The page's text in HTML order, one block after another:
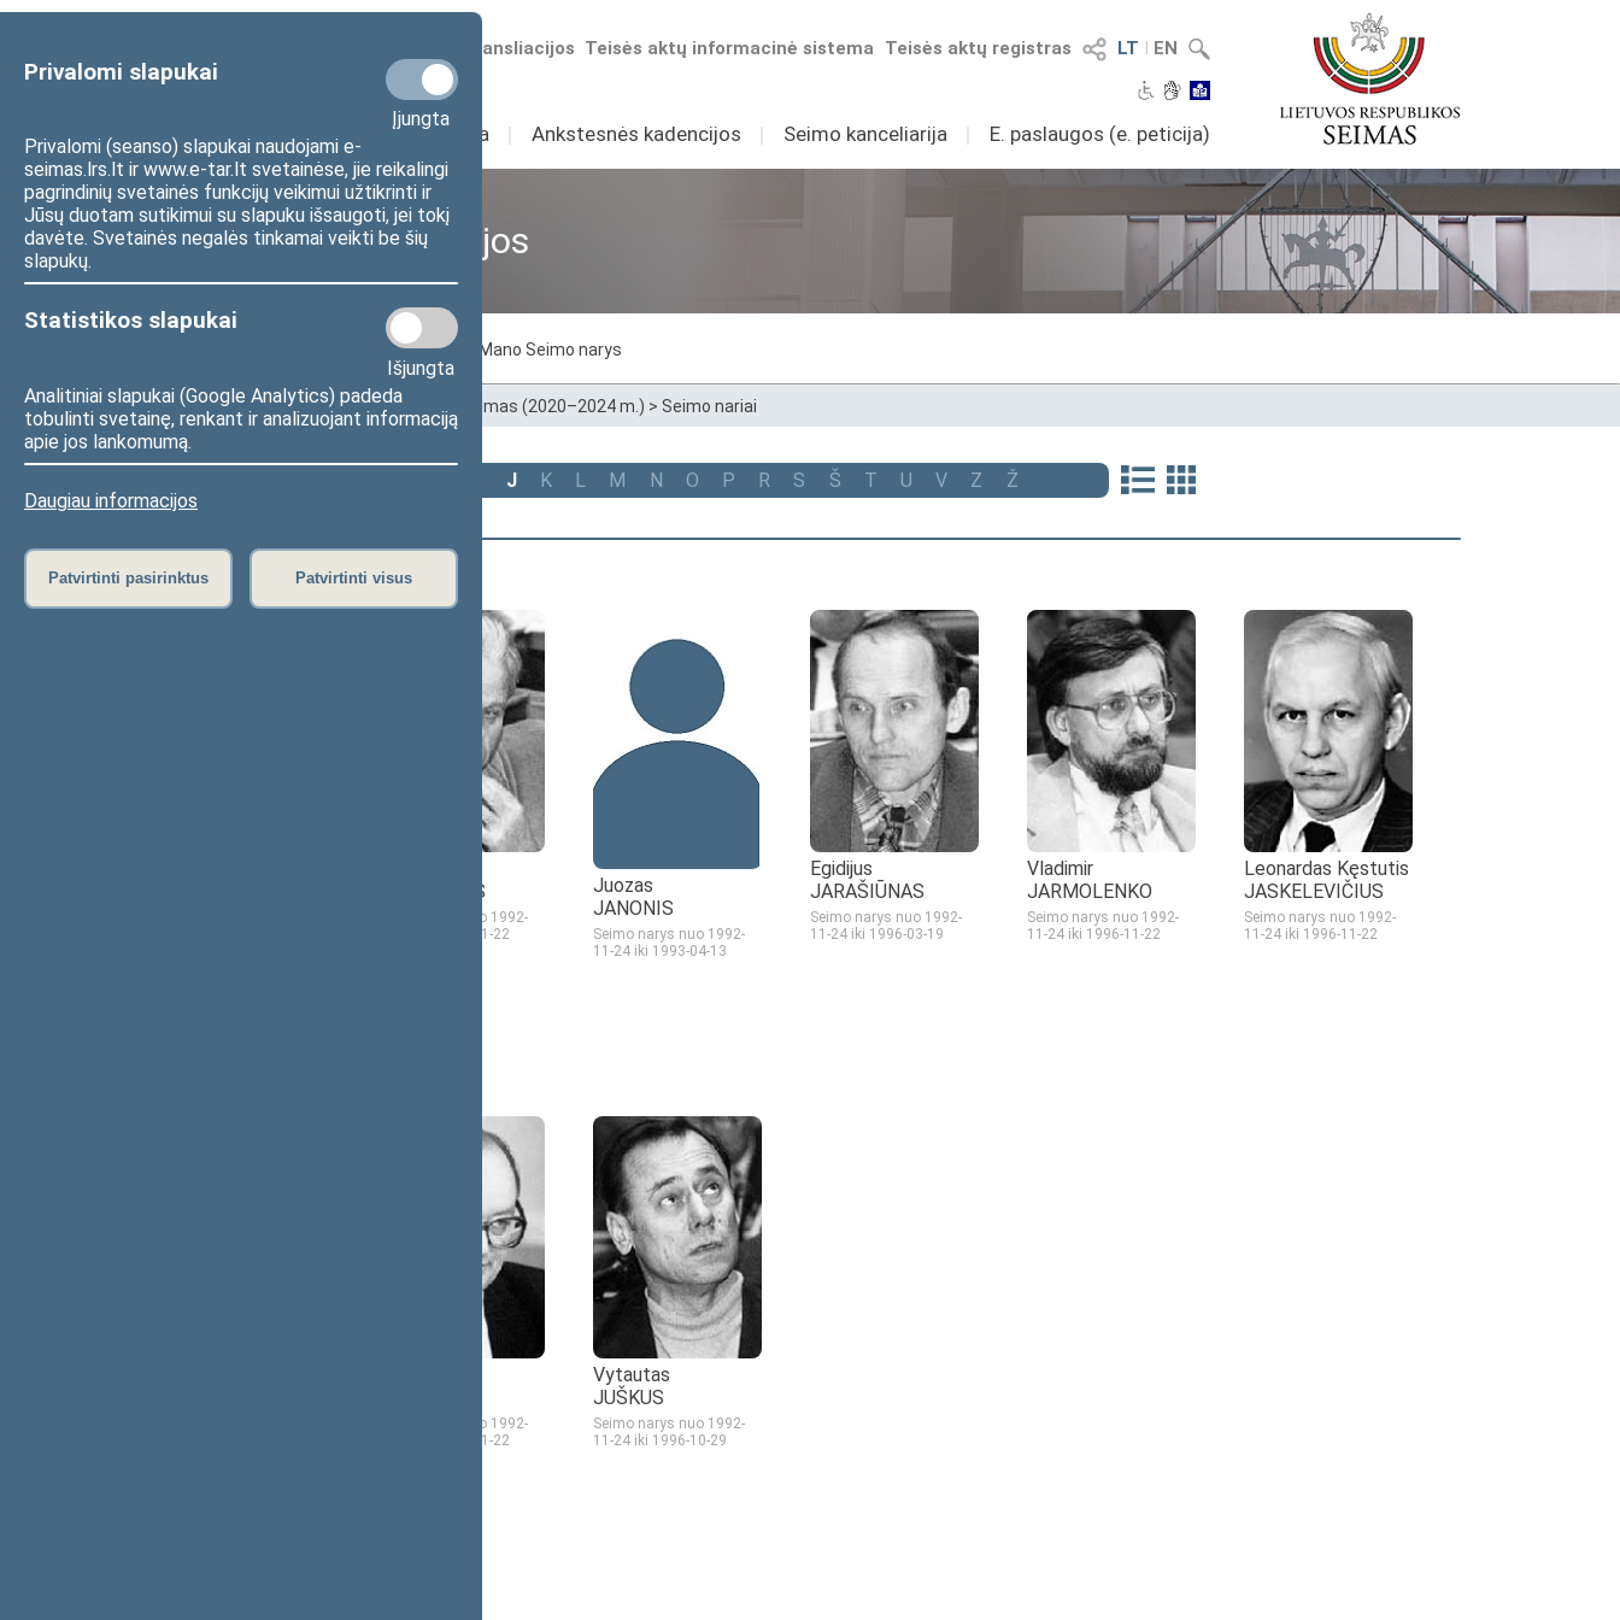
Privalomi slapukai
Įjungta
Privalomi (seanso) slapukai naudojami e-
seimas.lrs.lt ir www.e-tar.lt svetainėse, jie reikalingi
pagrindinių svetainės funkcijų veikimui užtikrinti ir
Jūsų duotam sutikimui su slapuku išsaugoti, jei tokį
davėte. Svetainės negalės tinkamai veikti be šių
slapukų.
Statistikos slapukai
Išjungta
Analitiniai slapukai (Google Analytics) padeda
tobulinti svetainę, renkant ir analizuojant informaciją
apie jos lankomumą.
Daugiau informacijos
Patvirtinti pasirinktus Patvirtinti visus
LT I EN
Teisės aktų registras
Teisės aktų informacinė sistema
Numatomos transliacijos
Sudėtis Veikla I Ankstesnės kadencijos I Seimo kanceliarija I E. paslaugos (e. peticija)
Ankstesnės kadencijos
Pagal apygardas Mano Seimo narys
Pradžia>Ankstesnės kadencijos XIII Seimas (2020–2024 m.) > Seimo nariai
J K L M N O P R S Š T U V Z Ž
J (9)
JAKUČIONIS
Seimo narys nuo 1992-
iki 1996-11-22
Juozas
JANONIS
Seimo narys nuo 1992-
11-24 iki 1993-04-13
Egidijus
JARAŠIŪNAS
Seimo narys nuo 1992-
11-24 iki 1996-03-19
Vladimir
JARMOLENKO
Seimo narys nuo 1992-
11-24 iki 1996-11-22
Leonardas Kęstutis
JASKELEVIČIUS
Seimo narys nuo 1992-
11-24 iki 1996-11-22
Seimo narys nuo 1992-
iki 1996-11-22
Vytautas
JUŠKUS
Seimo narys nuo 1992-
11-24 iki 1996-10-29